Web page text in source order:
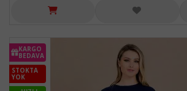
KARGO
BEDAVA
STOKTA
YOK